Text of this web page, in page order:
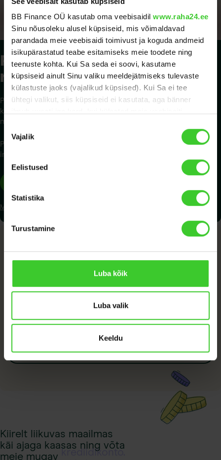
BB Finance OÜ kasutab oma veebisaidil www.raha24.ee
Sinu nõusoleku alusel küpsiseid, mis võimaldavad
parandada meie veebisaidi toimivust ja koguda andmeid
isikupärastatud teabe esitamiseks meie toodete ning
teenuste kohta. Kui Sa seda ei soovi, kasutame
küpsiseid ainult Sinu valiku meeldejätmiseks tulevaste
külastuste jaoks (vajalikud küpsised). Kui Sa ei tee
ühtegi valikut, siis küpsiseid ei kasutata, aga bänner
Lisateave küpsiste kohta on meie küpsiste poliitikas .
andmekaitse
põhimõtetega.
valik
Vajalik
Eelistused
Statistika
Turustamine
Luba kõik
Luba valik
Keeldu
Pakume sulle ka
maksepuhkust
Pane oma laenumaksed pausile, kuni finantsolukord taas
kindlam. Raha24 pakub oma klientidele kuni 6 kuud
maksepuhkust.
Pane tähele, et maksepuhkusel olles tuleb tasuda igakuiseid
intressimakseid, mida arvutatakse laenu põhiosa jäägilt!
Maksepuhkusest rohkem
Lisateave
Laenulepingu üldtingimused
Kiirelt liikuvas maailmas
käi ajaga kaasas ning võta
meie mugav